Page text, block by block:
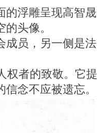
浮雕呈现高智晟
头像。
成员，另一侧是法
权者的致敬。它提
念不应被遗忘。